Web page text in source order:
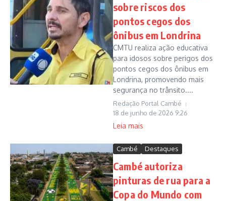
sobre riscos dos
pontos cegos dos
ônibus em Londrina
CMTU realiza ação educativa
para idosos sobre perigos dos
pontos cegos dos ônibus em
Londrina, promovendo mais
segurança no trânsito....
Redação Portal Cambé
18 de junho de 2026 9:26
Leia mais
Cambé Destaques
Cambé autoriza
pinturas de rua para a
Copa do Mundo com